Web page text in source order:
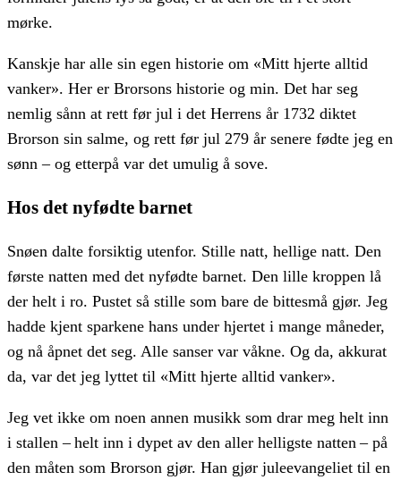
mørke.
Kanskje har alle sin egen historie om «Mitt hjerte alltid
vanker». Her er Brorsons historie og min. Det har seg
nemlig sånn at rett før jul i det Herrens år 1732 diktet
Brorson sin salme, og rett før jul 279 år senere fødte jeg en
sønn – og etterpå var det umulig å sove.
Hos det nyfødte barnet
Snøen dalte forsiktig utenfor. Stille natt, hellige natt. Den
første natten med det nyfødte barnet. Den lille kroppen lå
der helt i ro. Pustet så stille som bare de bittesmå gjør. Jeg
hadde kjent sparkene hans under hjertet i mange måneder,
og nå åpnet det seg. Alle sanser var våkne. Og da, akkurat
da, var det jeg lyttet til «Mitt hjerte alltid vanker».
Jeg vet ikke om noen annen musikk som drar meg helt inn
i stallen – helt inn i dypet av den aller helligste natten – på
den måten som Brorson gjør. Han gjør juleevangeliet til en